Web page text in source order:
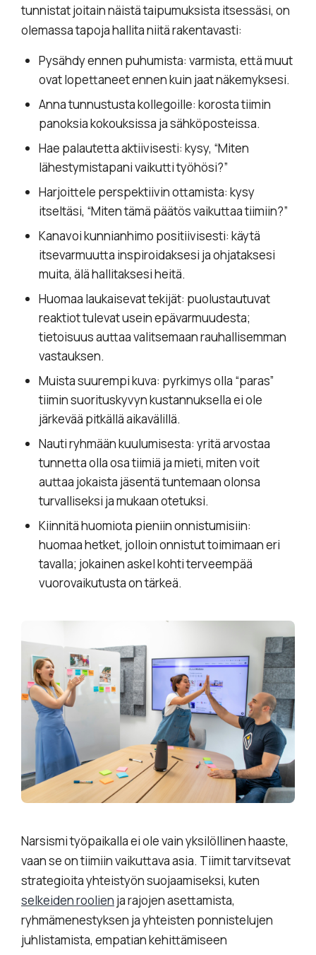
tunnistat joitain näistä taipumuksista itsessäsi, on
olemassa tapoja hallita niitä rakentavasti:
Pysähdy ennen puhumista: varmista, että muut
ovat lopettaneet ennen kuin jaat näkemyksesi.
Anna tunnustusta kollegoille: korosta tiimin
panoksia kokouksissa ja sähköposteissa.
Hae palautetta aktiivisesti: kysy, “Miten
lähestymistapani vaikutti työhösi?”
Harjoittele perspektiivin ottamista: kysy
itseltäsi, “Miten tämä päätös vaikuttaa tiimiin?”
Kanavoi kunnianhimo positiivisesti: käytä
itsevarmuutta inspiroidaksesi ja ohjataksesi
muita, älä hallitaksesi heitä.
Huomaa laukaisevat tekijät: puolustautuvat
reaktiot tulevat usein epävarmuudesta;
tietoisuus auttaa valitsemaan rauhallisemman
vastauksen.
Muista suurempi kuva: pyrkimys olla “paras”
tiimin suorituskyvyn kustannuksella ei ole
järkevää pitkällä aikavälillä.
Nauti ryhmään kuulumisesta: yritä arvostaa
tunnetta olla osa tiimiä ja mieti, miten voit
auttaa jokaista jäsentä tuntemaan olonsa
turvalliseksi ja mukaan otetuksi.
Kiinnitä huomiota pieniin onnistumisiin:
huomaa hetket, jolloin onnistut toimimaan eri
tavalla; jokainen askel kohti terveempää
vuorovaikutusta on tärkeä.
Narsismi työpaikalla ei ole vain yksilöllinen haaste,
vaan se on tiimiin vaikuttava asia. Tiimit tarvitsevat
strategioita yhteistyön suojaamiseksi, kuten
selkeiden roolien ja rajojen asettamista,
ryhmämenestyksen ja yhteisten ponnistelujen
juhlistamista, empatian kehittämiseen